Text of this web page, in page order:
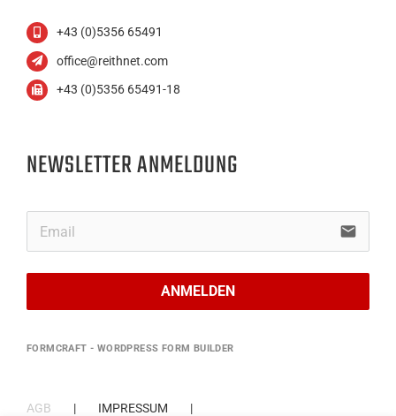
+43 (0)5356 65491
office@reithnet.com
+43 (0)5356 65491-18
NEWSLETTER ANMELDUNG
email
ANMELDEN
FORMCRAFT - WORDPRESS FORM BUILDER
AGB IMPRESSUM